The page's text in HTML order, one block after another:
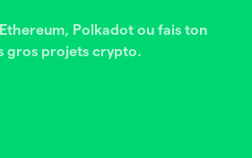
Polkadot ou fais ton
gros projets crypto.